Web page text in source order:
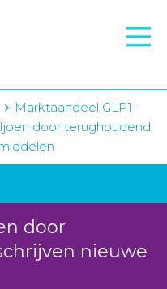
Marktaandeel GLP1-
door terughoudend
door
nieuwe